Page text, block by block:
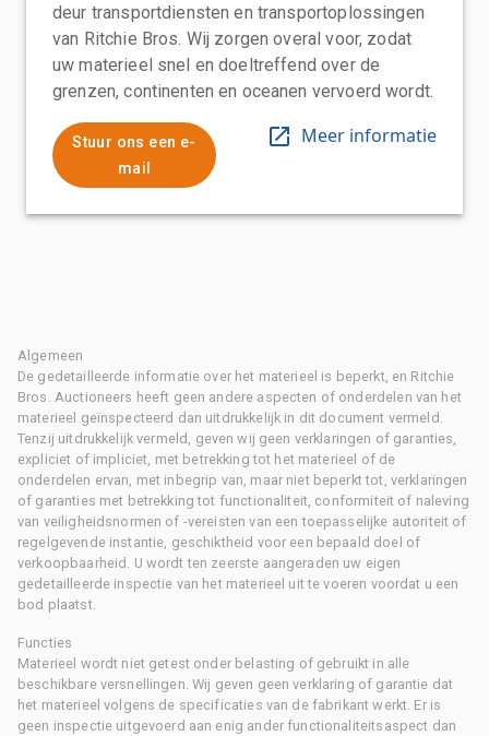
deur transportdiensten en transportoplossingen
van Ritchie Bros. Wij zorgen overal voor, zodat
uw materieel snel en doeltreffend over de
grenzen, continenten en oceanen vervoerd wordt.
Stuur ons een e-
mail
Meer informatie
Algemeen
De gedetailleerde informatie over het materieel is beperkt, en Ritchie
Bros. Auctioneers heeft geen andere aspecten of onderdelen van het
materieel geïnspecteerd dan uitdrukkelijk in dit document vermeld.
Tenzij uitdrukkelijk vermeld, geven wij geen verklaringen of garanties,
expliciet of impliciet, met betrekking tot het materieel of de
onderdelen ervan, met inbegrip van, maar niet beperkt tot, verklaringen
of garanties met betrekking tot functionaliteit, conformiteit of naleving
van veiligheidsnormen of -vereisten van een toepasselijke autoriteit of
regelgevende instantie, geschiktheid voor een bepaald doel of
verkoopbaarheid. U wordt ten zeerste aangeraden uw eigen
gedetailleerde inspectie van het materieel uit te voeren voordat u een
bod plaatst.
Functies
Materieel wordt niet getest onder belasting of gebruikt in alle
beschikbare versnellingen. Wij geven geen verklaring of garantie dat
het materieel volgens de specificaties van de fabrikant werkt. Er is
geen inspectie uitgevoerd aan enig ander functionaliteitsaspect dan